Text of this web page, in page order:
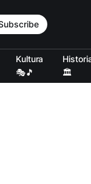
Kultura
🎭🎵
🏛️